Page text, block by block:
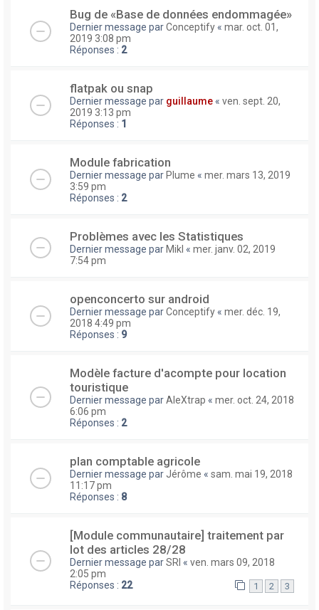
Bug de «Base de données endommagée»
Dernier message parConceptify « mar. oct. 01,
2019 3:08 pm
Réponses : 2
flatpak ou snap
Dernier message par guillaume « ven. sept. 20,
2019 3:13 pm
Réponses : 1
Module fabrication
Dernier message parPlume « mer. mars 13, 2019
3:59 pm
Réponses : 2
Problèmes avec les Statistiques
Dernier message parMikl « mer. janv. 02, 2019
7:54 pm
openconcerto sur android
Dernier message parConceptify « mer. déc. 19,
2018 4:49 pm
Réponses : 9
Modèle facture d'acompte pour location
touristique
Dernier message parAleXtrap « mer. oct. 24, 2018
6:06 pm
Réponses : 2
plan comptable agricole
Dernier message par Jérôme « sam. mai 19, 2018
11:17 pm
Réponses : 8
[Module communautaire] traitement par
lot des articles 28/28
Dernier message parSRI « ven. mars 09, 2018
2:05 pm
Réponses : 22 1 2 3